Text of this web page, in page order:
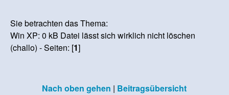
Sie betrachten das Thema:
Win XP: 0 kB Datei lässt sich wirklich nicht löschen
(challo) - Seiten: [1]
Nach oben gehen | Beitragsübersicht